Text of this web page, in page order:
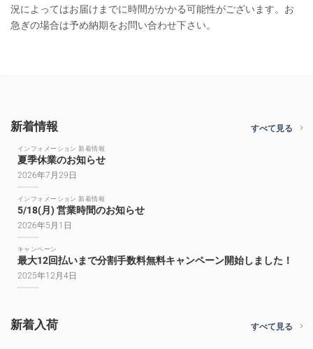
況によってはお届けまでに時間がかかる可能性がございます。お
急ぎの場合は予め納期をお問い合わせ下さい。
新着情報 すべて見る
インフォメーション 新着情報
夏季休業のお知らせ
2026年7月29日
インフォメーション 新着情報
5/18(月) 営業時間のお知らせ
2026年5月1日
キャンペーン
最大12回払いまで分割手数料無料キャンペーン開始しました！
2025年12月4日
新着入荷 すべて見る